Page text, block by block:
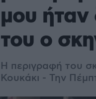
μου ήταν
του ο
Η περιγραφή του
Κουκάκι - Την